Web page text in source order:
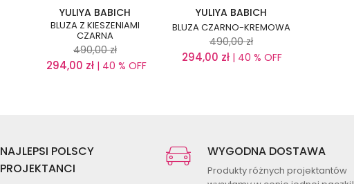
YULIYA BABICH
BLUZA Z KIESZENIAMI
CZARNA
490,00 zł
294,00 zł| 40 % OFF
YULIYA BABICH
BLUZA CZARNO-KREMOWA
490,00 zł
294,00 zł | 40 % OFF
NAJLEPSI POLSCY
PROJEKTANCI
WYGODNA DOSTAWA
Produkty różnych projektantów